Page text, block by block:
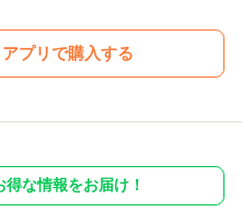
プリで購入する
な情報をお届け！